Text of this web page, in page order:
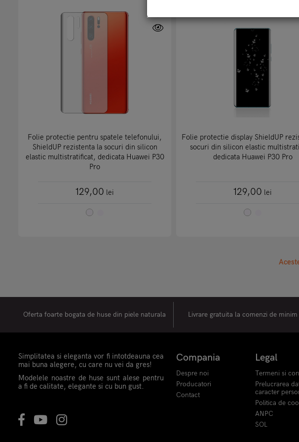
Folie protectie pentru spatele telefonului,
ShieldUP rezistenta la socuri din silicon
elastic multistratificat, dedicata Huawei P30
Pro
129,00 lei
Folie protectie display ShieldUP
socuri din silicon elastic
dedicata Huawei P30 Pro
129,00 lei
Oferta foarte bogata de huse din piele naturala Livrare gratuita la comenzi de
Simplitatea si eleganta vor fi intotdeauna cea
mai buna alegere, cu care nu vei da gres!
Modelele noastre de huse sunt alese pentru
a fi de calitate, elegante si cu bun gust.
Compania
Despre noi
Producatori
Contact
Legal
Termeni si
Prelucrarea
caracter
Politica de
ANPC
SOL